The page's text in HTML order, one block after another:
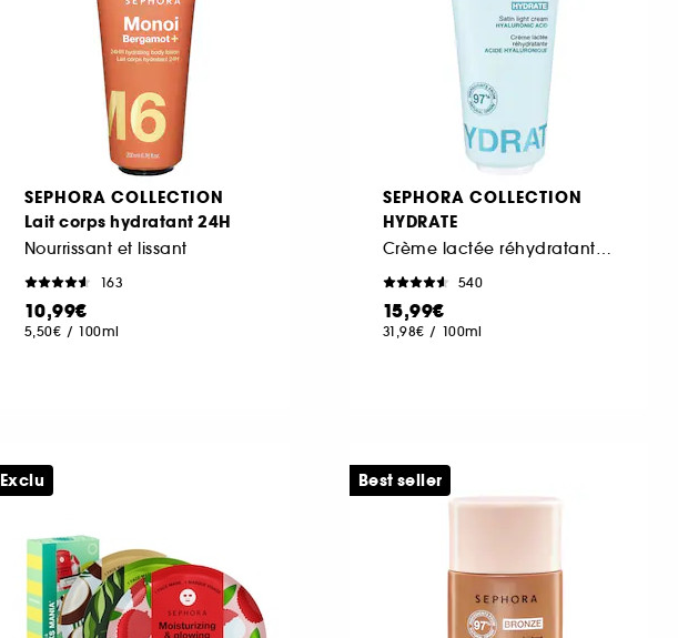
SEPHORA COLLECTION
Lait corps hydratant 24H
Nourrissant et lissant
163
10,99€
5,50€ / 100ml
SEPHORA COLLECTION
HYDRATE
Crème lactée réhydratante à l'Acide hyaluronique
540
15,99€
31,98€ / 100ml
Exclu Best seller